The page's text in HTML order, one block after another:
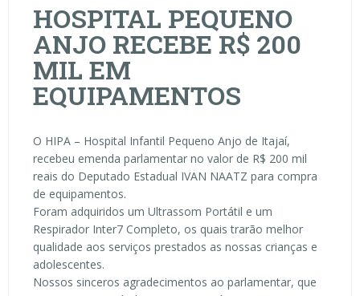
HOSPITAL PEQUENO
ANJO RECEBE R$ 200
MIL EM
EQUIPAMENTOS
O HIPA – Hospital Infantil Pequeno Anjo de Itajaí,
recebeu emenda parlamentar no valor de R$ 200 mil
reais do Deputado Estadual IVAN NAATZ para compra
de equipamentos.
Foram adquiridos um Ultrassom Portátil e um
Respirador Inter7 Completo, os quais trarão melhor
qualidade aos serviços prestados as nossas crianças e
adolescentes.
Nossos sinceros agradecimentos ao parlamentar, que